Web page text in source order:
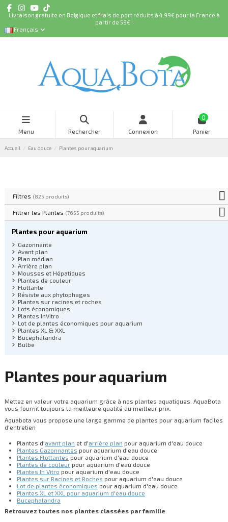
Livraison gratuite en Belgique et frais de port réduits à 4,99€ pour la France à
partir de 59€ !
Français
Menu Rechercher Connexion
0
Panier
Accueil Eau douce Plantes pour aquarium
Plantes pour aquarium
Mettez en valeur votre aquarium grâce à nos plantes aquatiques. AquaBota
vous fournit toujours la meilleure qualité au meilleur prix.
Aquabota vous propose une large gamme de plantes pour aquarium faciles
d'entretien
Plantes d'avant plan et d'arrière plan pour aquarium d'eau douce
Plantes Gazonnantes pour aquarium d'eau douce
Plantes Flottantes pour aquarium d'eau douce
Plantes de couleur pour aquarium d'eau douce
Plantes In Vitro pour aquarium d'eau douce
Plantes sur Racines et Roches pour aquarium d'eau douce
Lot de plantes économiques pour aquarium d'eau douce
Plantes XL et XXL pour aquarium d'eau douce
Bucephalandra
Retrouvez toutes nos plantes classées par famille
Filtres (825 produits)
Filtrer les Plantes (7655 produits)
Plantes pour aquarium
Gazonnante
Avant plan
Plan médian
Arrière plan
Mousses et Hépatiques
Plantes de couleur
Flottante
Résiste aux phytophages
Plantes sur racines et roches
Lots économiques
Plantes InVitro
Lot de plantes économiques pour aquarium
Plantes XL & XXL
Bucephalandra
Bulbe